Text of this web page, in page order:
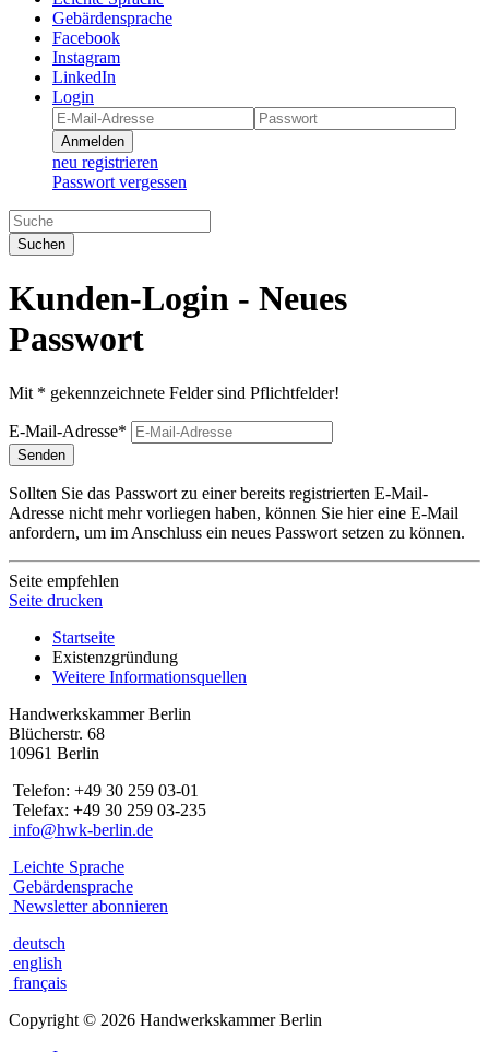
Gebärdensprache
Facebook
Instagram
LinkedIn
Login
Anmelden
neu registrieren
Passwort vergessen
Suchen
Kunden-Login - Neues
Passwort
Mit * gekennzeichnete Felder sind Pflichtfelder!
E-Mail-Adresse*
Senden
Sollten Sie das Passwort zu einer bereits registrierten E-Mail-
Adresse nicht mehr vorliegen haben, können Sie hier eine E-Mail
anfordern, um im Anschluss ein neues Passwort setzen zu können.
Seite empfehlen
Seite drucken
Startseite
Existenzgründung
Weitere Informationsquellen
Handwerkskammer Berlin
Blücherstr. 68
10961 Berlin
Telefon: +49 30 259 03-01
Telefax: +49 30 259 03-235
info@hwk-berlin.de
Leichte Sprache
Gebärdensprache
Newsletter abonnieren
deutsch
english
français
Copyright © 2026 Handwerkskammer Berlin